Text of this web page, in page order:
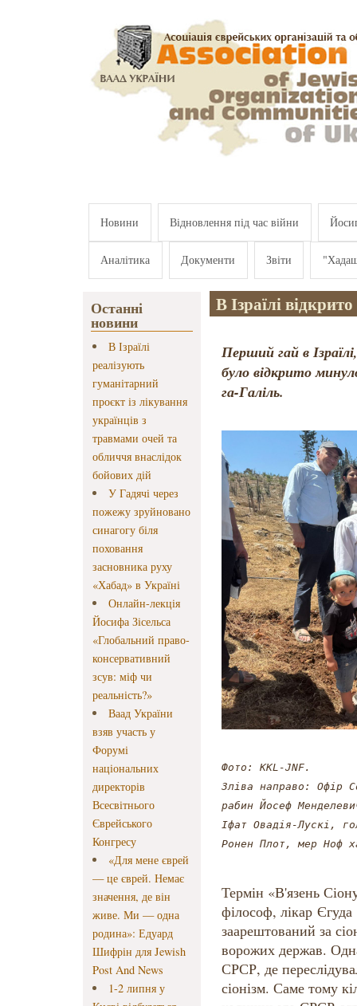
Новини Відновлення під час війни
Аналітика Документи Звіти
Останні
новини
В Ізраїлі
реалізують
гуманітарний
проєкт із лікування
українців з
травмами очей та
обличчя внаслідок
бойових дій
У Гадячі через
пожежу зруйновано
синагогу біля
поховання
засновника руху
«Хабад» в Україні
Онлайн-лекція
Йосифа Зісельса
«Глобальний право-
консервативний
зсув: міф чи
реальність?»
Ваад України
взяв участь у
Форумі
національних
директорів
Всесвітнього
Єврейського
Конгресу
«Для мене єврей
— це єврей. Немає
значення, де він
живе. Ми — одна
родина»: Едуард
Шифрін для Jewish
Post And News
1-2 липня у
В Ізраїлі
Перший гай в
було відкрито
га-Галіль.
Фото: KKL-JNF.
Зліва направо: Офір
рабин Йосеф
Іфат Овадія-Лускі,
Ронен Плот, мер Ноф
Термін «В'язень
філософ, лікар
заарештований за
ворожих держав.
СРСР, де
сіонізм. Саме тому